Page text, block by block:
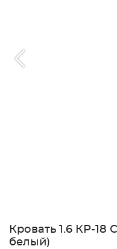
Кровать 1.6 КР-
белый)